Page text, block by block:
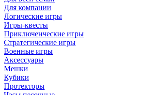
Для компании
Логические игры
Игры-квесты
Приключенческие игры
Стратегические игры
Военные игры
Аксессуары
Мешки
Кубики
Протекторы